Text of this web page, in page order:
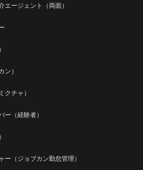
エージェント（両面）
ン）
クチャ）
ー（経験者）
ー（ジョブカン勤怠管理）